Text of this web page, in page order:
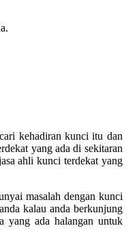
kehadiran kunci itu dan
yang ada di sekitaran
ahli kunci terdekat yang
masalah dengan kunci
kalau anda berkunjung
yang ada halangan untuk